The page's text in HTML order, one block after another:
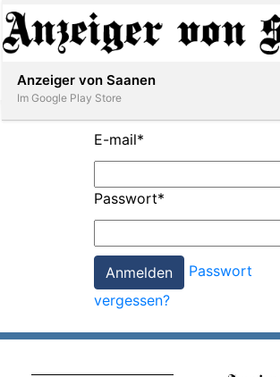
Abonnieren
E-mail*
Passwort*
Passwort
vergessen?
Anzeiger von Saanen
Im Google Play Store